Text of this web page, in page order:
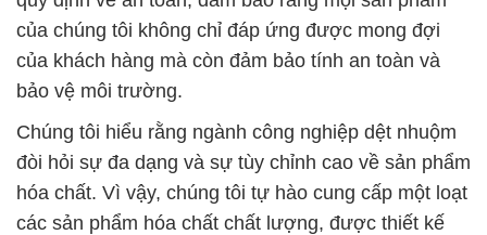
của chúng tôi không chỉ đáp ứng được mong đợi
của khách hàng mà còn đảm bảo tính an toàn và
bảo vệ môi trường.
Chúng tôi hiểu rằng ngành công nghiệp dệt nhuộm
đòi hỏi sự đa dạng và sự tùy chỉnh cao về sản phẩm
hóa chất. Vì vậy, chúng tôi tự hào cung cấp một loạt
các sản phẩm hóa chất chất lượng, được thiết kế